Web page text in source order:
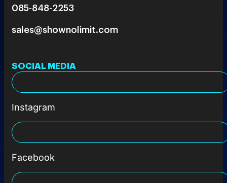
085-848-2253
sales@shownolimit.com
SOCIAL MEDIA
Instagram
Facebook